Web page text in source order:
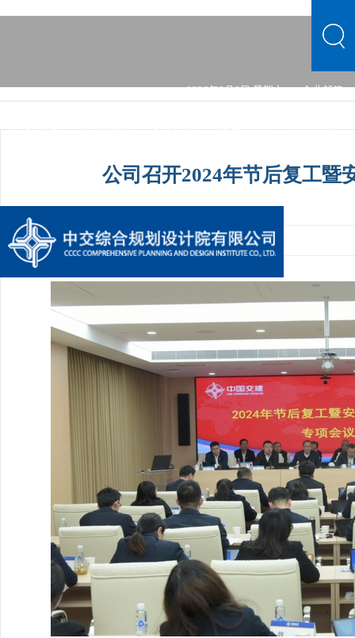
2026年8月8日 星期六 企业邮箱
中文首页 公司概况 文化品牌 新闻中心 主营业务
公司召开2024年节后复工暨
发布时间：2024-02-21 07:45:44手机阅读量：1